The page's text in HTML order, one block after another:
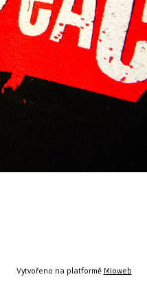
Vytvořeno na platformě Mioweb